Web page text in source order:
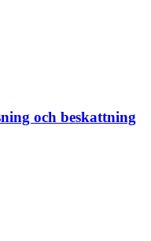
och beskattning